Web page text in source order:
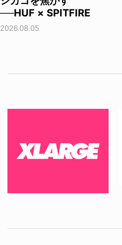
──HUF × SPITFIRE
2026.08.05